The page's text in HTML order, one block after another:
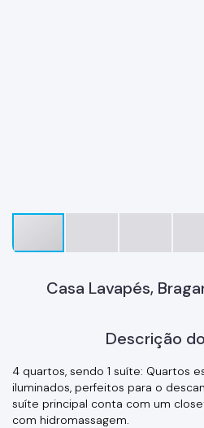
Casa Lavapés,
Descrição
4 quartos, sendo 1 suíte: Quartos
iluminados, perfeitos para o
suíte principal conta com um
com hidromassagem.